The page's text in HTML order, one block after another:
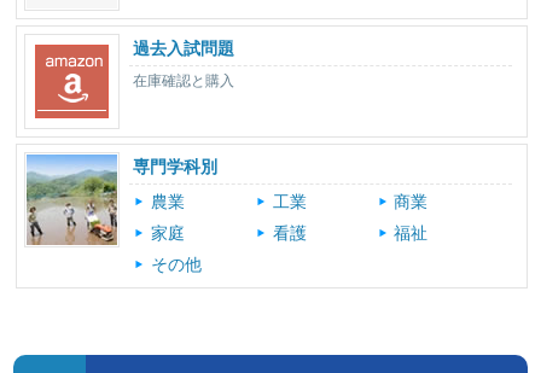
過去入試問題
在庫確認と購入
専門学科別
農業
工業
商業
家庭
看護
福祉
その他